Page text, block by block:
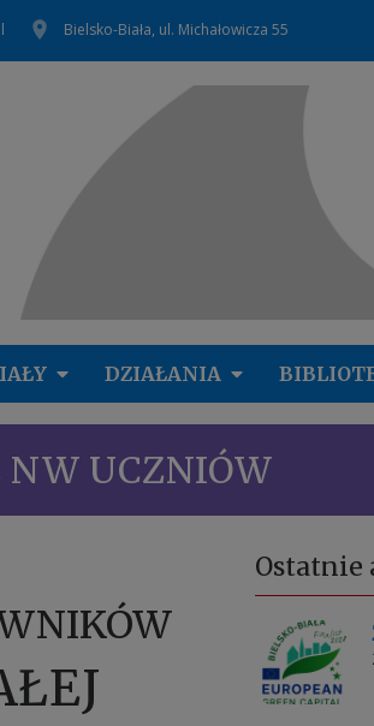
Bielsko-Biała, ul. Michałowicza 55
DZIAŁANIA
UCZNIÓW
Ostatnie